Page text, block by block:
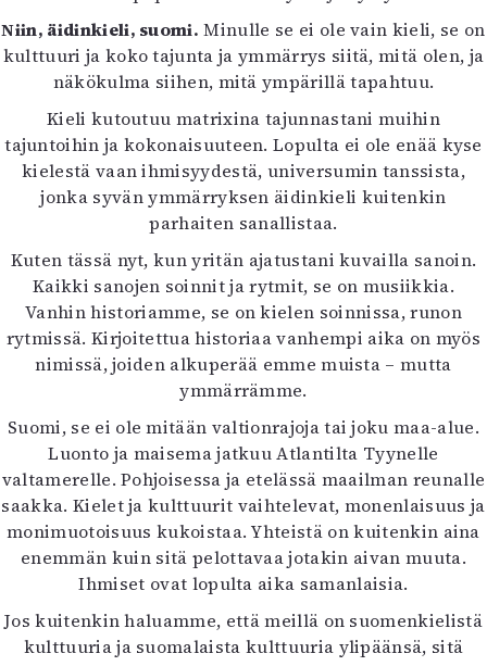
Niin, äidinkieli, suomi. Minulle se ei ole vain kieli, se on
kulttuuri ja koko tajunta ja ymmärrys siitä, mitä olen, ja
näkökulma siihen, mitä ympärillä tapahtuu.
Kieli kutoutuu matrixina tajunnastani muihin
tajuntoihin ja kokonaisuuteen. Lopulta ei ole enää kyse
kielestä vaan ihmisyydestä, universumin tanssista,
jonka syvän ymmärryksen äidinkieli kuitenkin
parhaiten sanallistaa.
Kuten tässä nyt, kun yritän ajatustani kuvailla sanoin.
Kaikki sanojen soinnit ja rytmit, se on musiikkia.
Vanhin historiamme, se on kielen soinnissa, runon
rytmissä. Kirjoitettua historiaa vanhempi aika on myös
nimissä, joiden alkuperää emme muista – mutta
ymmärrämme.
Suomi, se ei ole mitään valtionrajoja tai joku maa-alue.
Luonto ja maisema jatkuu Atlantilta Tyynelle
valtamerelle. Pohjoisessa ja etelässä maailman reunalle
saakka. Kielet ja kulttuurit vaihtelevat, monenlaisuus ja
monimuotoisuus kukoistaa. Yhteistä on kuitenkin aina
enemmän kuin sitä pelottavaa jotakin aivan muuta.
Ihmiset ovat lopulta aika samanlaisia.
Jos kuitenkin haluamme, että meillä on suomenkielistä
kulttuuria ja suomalaista kulttuuria ylipäänsä, sitä